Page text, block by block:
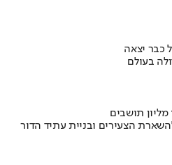
כבר יצאה
בעולם
הצעירים ובניית עתיד הדור